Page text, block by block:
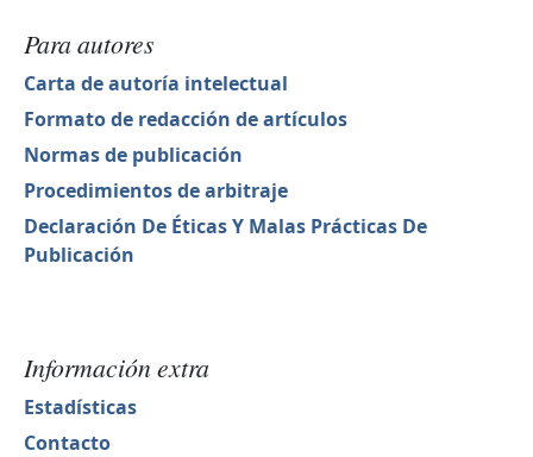
Para autores
Carta de autoría intelectual
Formato de redacción de artículos
Normas de publicación
Procedimientos de arbitraje
Declaración De Éticas Y Malas Prácticas De
Publicación
Información extra
Estadísticas
Contacto